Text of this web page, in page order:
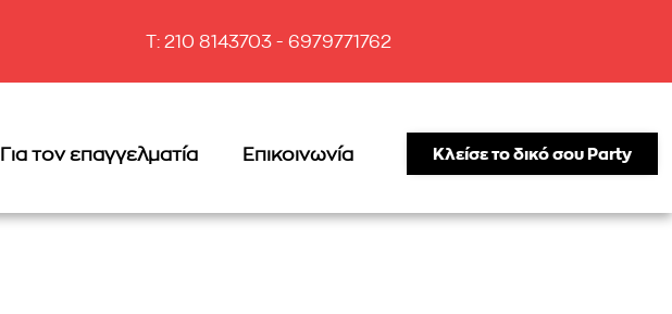
T: 210 8143703 - 6979771762
Για τον επαγγελματία Επικοινωνία Κλείσε το δικό σου Party